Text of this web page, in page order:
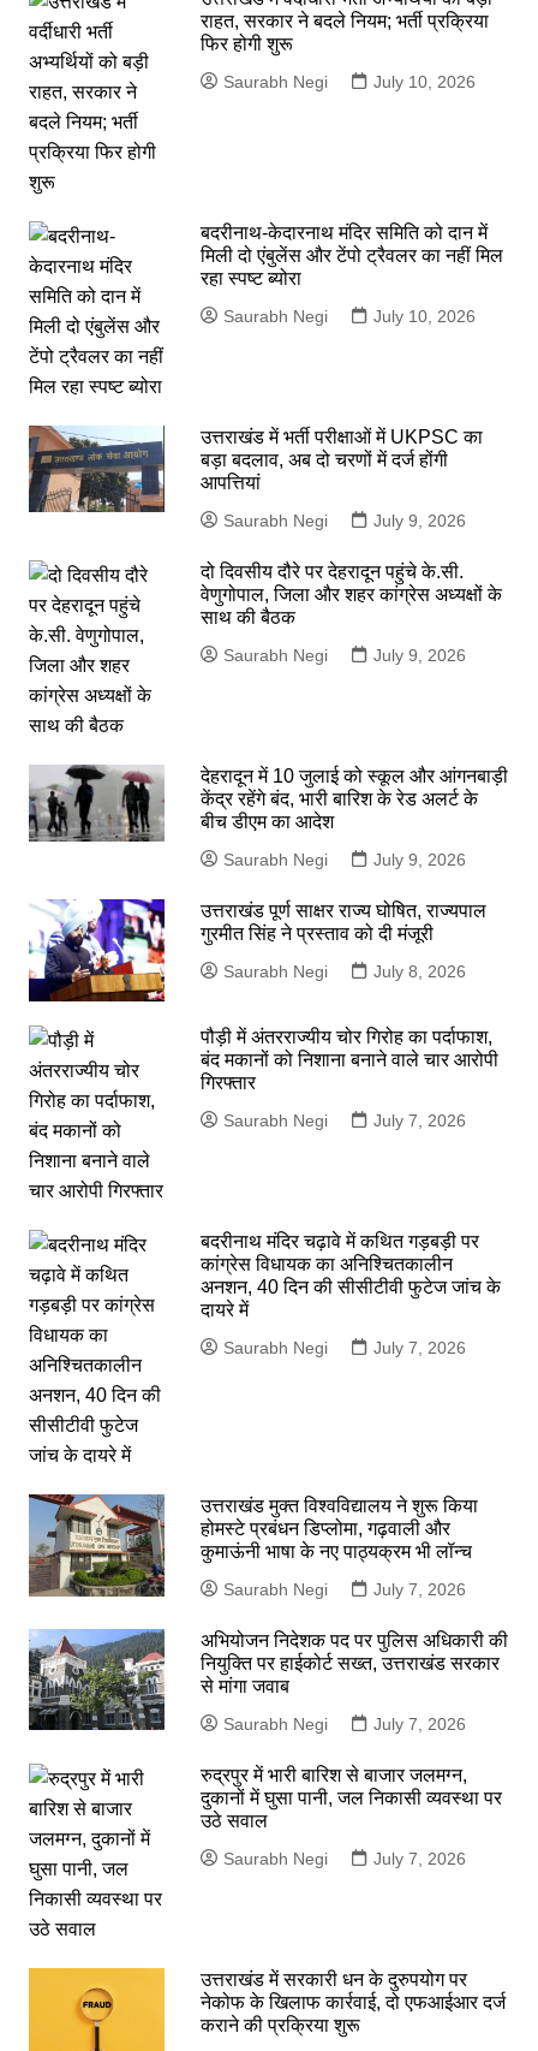
राहत, सरकार ने बदले नियम; भर्ती प्रक्रिया
फिर होगी शुरू
Saurabh Negi July 10, 2026
बदरीनाथ-केदारनाथ मंदिर समिति को दान में
मिली दो एंबुलेंस और टेंपो ट्रैवलर का नहीं मिल
रहा स्पष्ट ब्योरा
Saurabh Negi July 10, 2026
उत्तराखंड में भर्ती परीक्षाओं में UKPSC का
बड़ा बदलाव, अब दो चरणों में दर्ज होंगी
आपत्तियां
Saurabh Negi July 9, 2026
दो दिवसीय दौरे पर देहरादून पहुंचे के.सी.
वेणुगोपाल, जिला और शहर कांग्रेस अध्यक्षों के
साथ की बैठक
Saurabh Negi July 9, 2026
देहरादून में 10 जुलाई को स्कूल और आंगनबाड़ी
केंद्र रहेंगे बंद, भारी बारिश के रेड अलर्ट के
बीच डीएम का आदेश
Saurabh Negi July 9, 2026
उत्तराखंड पूर्ण साक्षर राज्य घोषित, राज्यपाल
गुरमीत सिंह ने प्रस्ताव को दी मंजूरी
Saurabh Negi July 8, 2026
पौड़ी में अंतरराज्यीय चोर गिरोह का पर्दाफाश,
बंद मकानों को निशाना बनाने वाले चार आरोपी
गिरफ्तार
Saurabh Negi July 7, 2026
बदरीनाथ मंदिर चढ़ावे में कथित गड़बड़ी पर
कांग्रेस विधायक का अनिश्चितकालीन
अनशन, 40 दिन की सीसीटीवी फुटेज जांच के
दायरे में
Saurabh Negi July 7, 2026
उत्तराखंड मुक्त विश्वविद्यालय ने शुरू किया
होमस्टे प्रबंधन डिप्लोमा, गढ़वाली और
कुमाऊंनी भाषा के नए पाठ्यक्रम भी लॉन्च
Saurabh Negi July 7, 2026
अभियोजन निदेशक पद पर पुलिस अधिकारी की
नियुक्ति पर हाईकोर्ट सख्त, उत्तराखंड सरकार
से मांगा जवाब
Saurabh Negi July 7, 2026
रुद्रपुर में भारी बारिश से बाजार जलमग्न,
दुकानों में घुसा पानी, जल निकासी व्यवस्था पर
उठे सवाल
Saurabh Negi July 7, 2026
उत्तराखंड में सरकारी धन के दुरुपयोग पर
नेकोफ के खिलाफ कार्रवाई, दो एफआईआर दर्ज
कराने की प्रक्रिया शुरू